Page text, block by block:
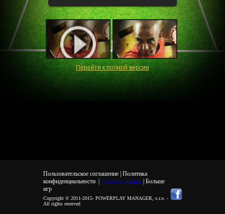
Перейти к полной версии
Пользовательское соглашение | Политика
конфиденциальности| Cookies settings
| Больше
игр
Copyright © 2011-2015- POWERPLAY MANAGER, s.r.o. -
All rights reserved